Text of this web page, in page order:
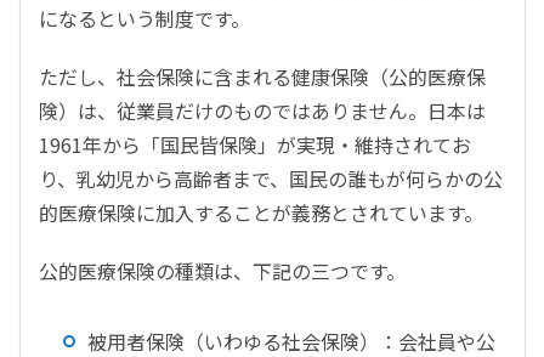
になるという制度です。
ただし、社会保険に含まれる健康保険（公的医療保
険）は、従業員だけのものではありません。日本は
1961年から「国民皆保険」が実現・維持されてお
り、乳幼児から高齢者まで、国民の誰もが何らかの公
的医療保険に加入することが義務とされています。
公的医療保険の種類は、下記の三つです。
被用者保険（いわゆる社会保険）：会社員や公